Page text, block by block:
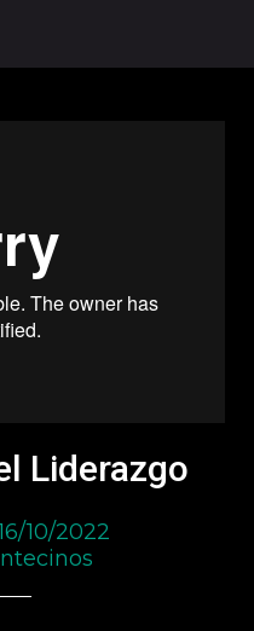
Liderazgo
10/2022